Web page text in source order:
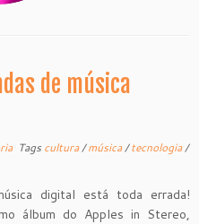
de música
Tags cultura/música/tecnologia/
digital está toda errada!
álbum do Apples in Stereo,